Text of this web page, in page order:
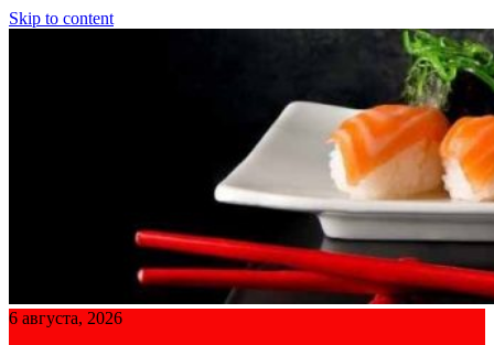
Skip to content
6 августа, 2026